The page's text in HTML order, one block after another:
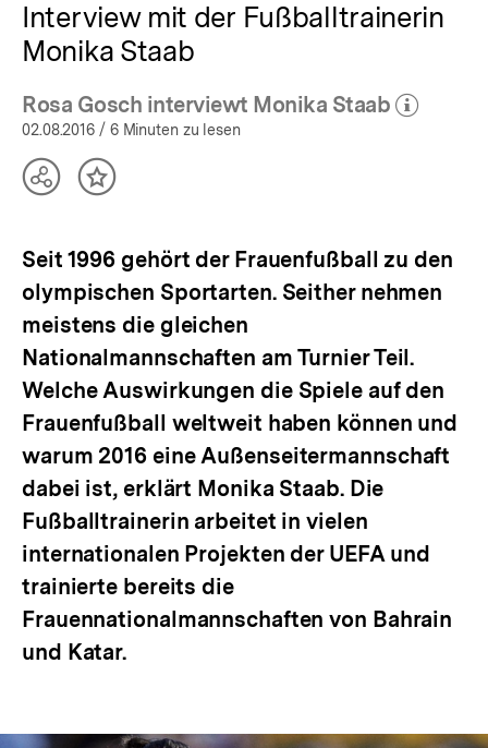
Interview mit der Fußballtrainerin
Monika Staab
Rosa Gosch interviewt Monika Staab
(Mehr zum Autor)
02.08.2016 / 6 Minuten zu lesen
TeilenInhalt
Seit 1996 gehört der Frauenfußball zu den
olympischen Sportarten. Seither nehmen
meistens die gleichen
Nationalmannschaften am Turnier Teil.
Welche Auswirkungen die Spiele auf den
Frauenfußball weltweit haben können und
warum 2016 eine Außenseitermannschaft
dabei ist, erklärt Monika Staab. Die
Fußballtrainerin arbeitet in vielen
internationalen Projekten der UEFA und
trainierte bereits die
Frauennationalmannschaften von Bahrain
und Katar.